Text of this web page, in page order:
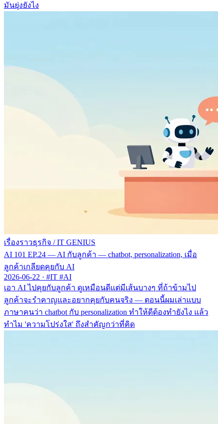
มันยุ่งยังไง
เรื่องราวธุรกิจ / IT GENIUS
AI 101 EP.24 — AI กับลูกค้า — chatbot, personalization, เมื่อ
ลูกค้าเกลียดคุยกับ AI
2026-06-22 · #IT #AI
เอา AI ไปคุยกับลูกค้า ดูเหมือนดีแต่มีเส้นบางๆ ที่ถ้าข้ามไป
ลูกค้าจะรำคาญและอยากคุยกับคนจริง — ตอนนี้ผมเล่าแบบ
ภาษาคนว่า chatbot กับ personalization ทำให้ดีต้องทำยังไง แล้ว
ทำไม 'ความโปร่งใส' ถึงสำคัญกว่าที่คิด